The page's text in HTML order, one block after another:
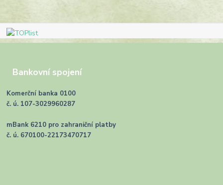
Bankovní spojení
Komerční banka 0100
č. ú. 107-3029960287
mBank 6210 pro zahraniční platby
č. ú. 670100-22173470717